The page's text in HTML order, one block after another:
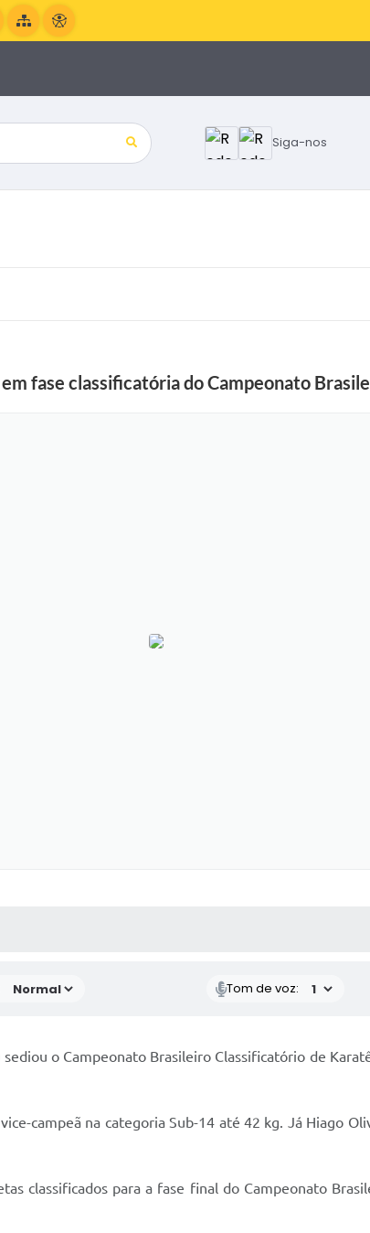
Siga-nos
fase classificatória do Campeonato
Tom de voz:
o Campeonato Brasileiro Classificatório de
campeã na categoria Sub-14 até 42 kg. Já Hiago
classificados para a fase final do Campeonato